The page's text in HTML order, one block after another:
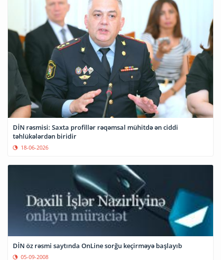
DİN rəsmisi: Saxta profillər rəqəmsal mühitdə ən ciddi
təhlükələrdən biridir
18-06-2026
DİN öz rəsmi saytında OnLine sorğu keçirməyə başlayıb
05-09-2008